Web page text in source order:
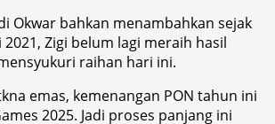
Okwar bahkan menambahkan sejak
2021, Zigi belum lagi meraih hasil
raihan hari ini.
emas, kemenangan PON tahun ini
2025. Jadi proses panjang ini